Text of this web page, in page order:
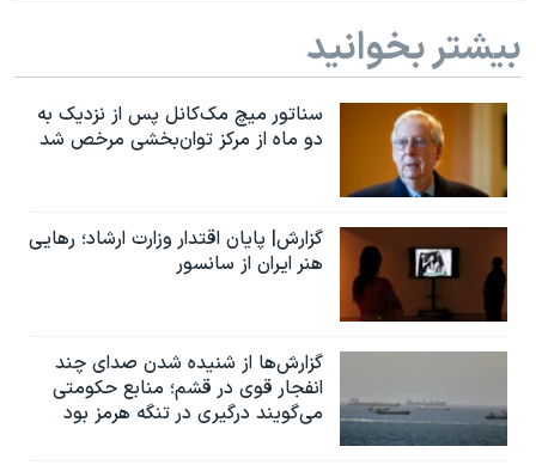
بیشتر بخوانید
سناتور میچ مک‌کانل پس از نزدیک به
دو ماه از مرکز توان‌بخشی مرخص شد
گزارش| پایان اقتدار وزارت ارشاد؛ رهایی
هنر ایران از سانسور
گزارش‌ها از شنیده شدن صدای چند
انفجار قوی در قشم؛ منابع حکومتی
می‌گویند درگیری در تنگه هرمز بود